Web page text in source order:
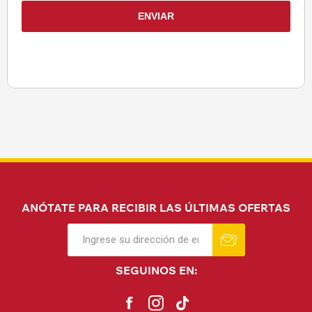
ANÓTATE PARA RECIBIR LAS ÚLTIMAS OFERTAS
SEGUINOS EN: